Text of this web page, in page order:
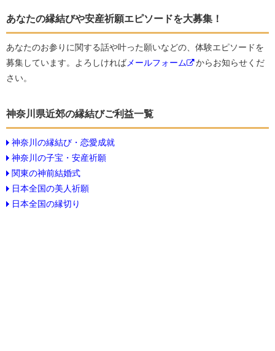
あなたの縁結びや安産祈願エピソードを大募集！
あなたのお参りに関する話や叶った願いなどの、体験エピソードを
募集しています。よろしければメールフォーム
からお知らせくだ
さい。
神奈川県近郊の縁結びご利益一覧
神奈川の縁結び・恋愛成就
神奈川の子宝・安産祈願
関東の神前結婚式
日本全国の美人祈願
日本全国の縁切り